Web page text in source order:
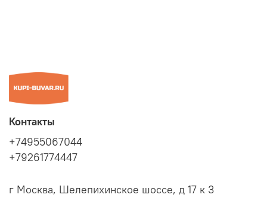
Контакты
+74955067044
+79261774447
г Москва, Шелепихинское шоссе, д 17 к 3